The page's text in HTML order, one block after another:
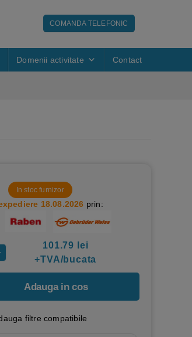
COMANDA TELEFONIC
Domenii activitate Contact
In stoc furnizor
18.08.2026 prin:
101.79 lei
+TVA/bucata
Adauga in cos
filtre compatibile